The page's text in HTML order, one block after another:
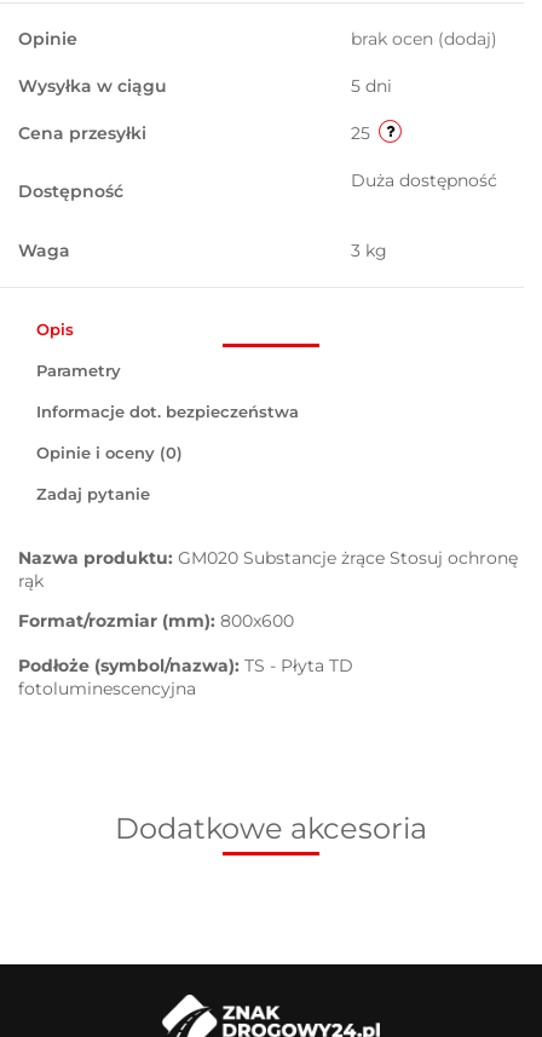
Opinie brak ocen (dodaj)
Wysyłka w ciągu 5 dni
Cena przesyłki 25
Dostępność Duża dostępność
Waga 3 kg
Opis
Parametry
Informacje dot. bezpieczeństwa
Opinie i oceny (0)
Zadaj pytanie
Nazwa produktu: GM020 Substancje żrące Stosuj ochronę
rąk
Format/rozmiar (mm): 800x600
Podłoże (symbol/nazwa): TS - Płyta TD
fotoluminescencyjna
Dodatkowe akcesoria